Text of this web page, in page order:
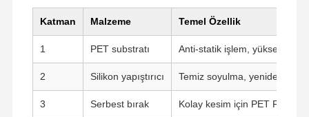
Katman Malzeme Temel Özellik
1 PET substratı Anti-statik işlem, yüksek
2 Silikon yapıştırıcı Temiz soyulma, yeniden
3 Serbest bırak Kolay kesim için PET